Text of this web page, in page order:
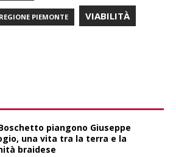
PIEMONTE VIABILITÀ
piangono Giuseppe
una vita tra la terra e la
braidese